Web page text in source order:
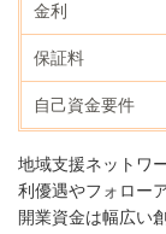
金利
保証料
自己資金要件
地域支援ネットワ
利優遇やフォロー
開業資金は幅広い